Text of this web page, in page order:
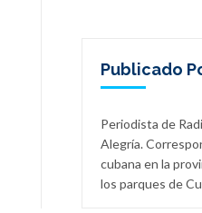
Publicado
Periodista de
Alegría.
cubana en la
los parques de